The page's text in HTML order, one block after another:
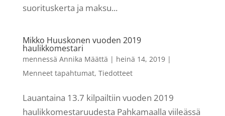
suorituskerta ja maksu...
Mikko Huuskonen vuoden 2019
haulikkomestari
mennessä Annika Määttä | heinä 14, 2019|
Menneet tapahtumat, Tiedotteet
Lauantaina 13.7 kilpailtiin vuoden 2019
haulikkomestaruudesta Pahkamaalla viileässä